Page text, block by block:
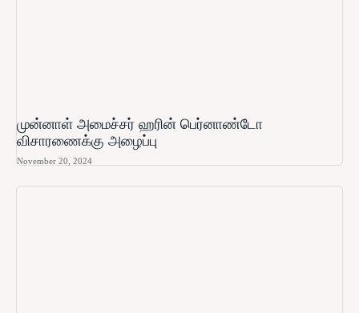
முன்னாள் அமைச்சர் ஹரின் பெர்னாண்டோ​
விசாரணைக்கு அழைப்பு
November 20, 2024